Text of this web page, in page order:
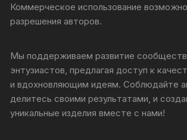
Коммерческое использование
разрешения авторов.
Мы поддерживаем развитие
энтузиастов, предлагая доступ к
и вдохновляющим идеям. Соблюдайте
делитесь своими результатами, и
уникальные изделия вместе с нами!